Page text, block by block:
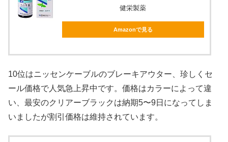
健栄製薬
Amazonで見る
10位はニッセンケーブルのブレーキアウター、珍しくセ
ール価格で人気急上昇中です。価格はカラーによって違
い、最安のクリアーブラックは納期5〜9日になってしま
いましたが割引価格は維持されています。